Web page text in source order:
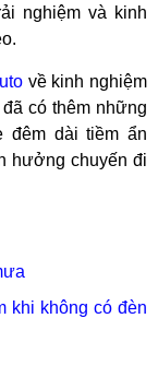
nghiệm và kinh
về kinh nghiệm
có thêm những
đêm dài tiềm ẩn
hưởng chuyến đi
khi không có đèn